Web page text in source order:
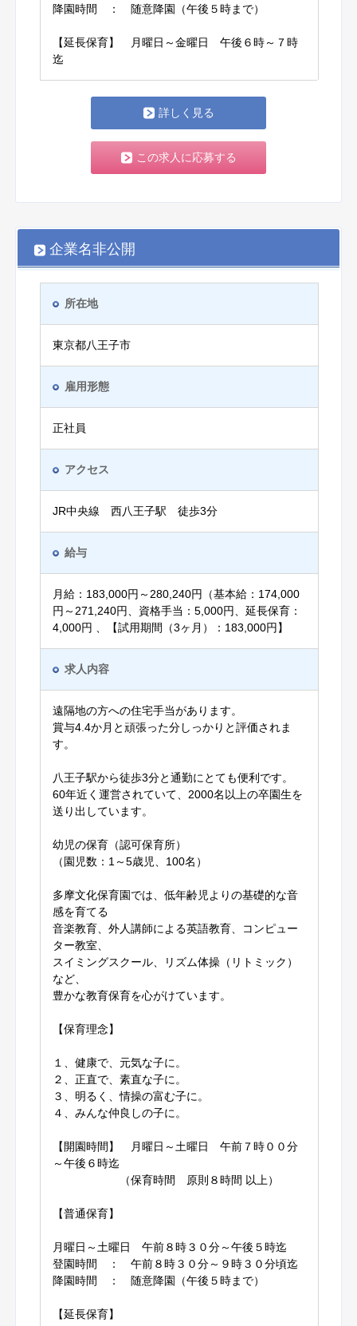
降園時間 ： 随意降園（午後５時まで）
【延長保育】 月曜日～金曜日 午後６時～７時
迄
詳しく見る
この求人に応募する
企業名非公開
所在地
東京都八王子市
雇用形態
正社員
アクセス
JR中央線 西八王子駅 徒歩3分
給与
月給：183,000円～280,240円（基本給：174,000
円～271,240円、資格手当：5,000円、延長保育：
4,000円 、【試用期間（3ヶ月）：183,000円】
求人内容
遠隔地の方への住宅手当があります。
賞与4.4か月と頑張った分しっかりと評価されま
す。
八王子駅から徒歩3分と通勤にとても便利です。
60年近く運営されていて、2000名以上の卒園生を
送り出しています。
幼児の保育（認可保育所）
（園児数：1～5歳児、100名）
多摩文化保育園では、低年齢児よりの基礎的な音
感を育てる
音楽教育、外人講師による英語教育、コンピュー
ター教室、
スイミングスクール、リズム体操（リトミック）
など、
豊かな教育保育を心がけています。
【保育理念】
１、健康で、元気な子に。
２、正直で、素直な子に。
３、明るく、情操の富む子に。
４、みんな仲良しの子に。
【開園時間】 月曜日～土曜日 午前７時００分
～午後６時迄
（保育時間 原則８時間 以上）
【普通保育】
月曜日～土曜日 午前８時３０分～午後５時迄
登園時間 ： 午前８時３０分～９時３０分頃迄
降園時間 ： 随意降園（午後５時まで）
【延長保育】